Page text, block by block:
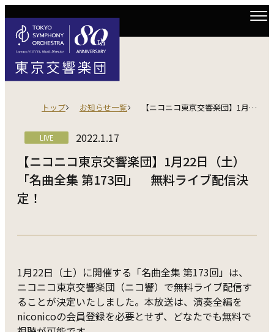
トップ お知らせ一覧 【ニコニコ東京交響楽団】1月22日（土）「名曲全集 第173回」 無料ライブ配信決定！
LIVE 2022.1.17
【ニコニコ東京交響楽団】1月22日（土）
「名曲全集 第173回」 無料ライブ配信決
定！
1月22日（土）に開催する「名曲全集 第173回」は、
ニコニコ東京交響楽団（ニコ響）で無料ライブ配信す
ることが決定いたしました。本放送は、演奏全編を
niconicoの会員登録を必要とせず、どなたでも無料で